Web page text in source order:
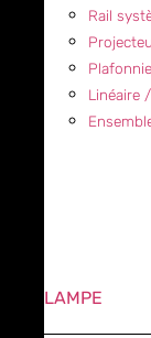
Rail
Linéaire
LAMPE